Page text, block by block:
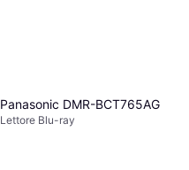
Panasonic DMR-BCT765AG
Lettore Blu-ray